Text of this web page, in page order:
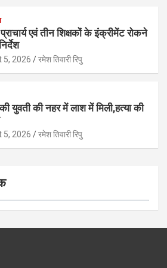
प्राचार्य एवं तीन शिक्षकों के इंक्रीमेंट रोकने
5, 2026 रमेश तिवारी रिपु
युवती की नहर में लाश में मिली,हत्या की
5, 2026 रमेश तिवारी रिपु
Click to Open Page